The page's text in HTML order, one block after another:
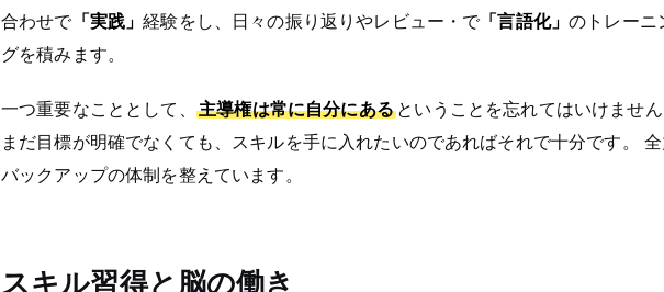
合わせで「実践」経験をし、日々の振り返りやレビュー・で「言語化」のトレーニ
グを積みます。
一つ重要なこととして、 主導権は常に自分にある ということを忘れてはいけませ
まだ目標が明確でなくても、スキルを手に入れたいのであればそれで十分です。
バックアップの体制を整えています。
スキル習得と脳の働き